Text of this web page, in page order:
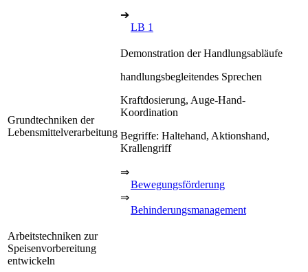
➔
LB 1
Grundtechniken der
Lebensmittelverarbeitung
Demonstration der Handlungsabläufe
handlungsbegleitendes Sprechen
Kraftdosierung, Auge-Hand-
Koordination
Begriffe: Haltehand, Aktionshand,
Krallengriff
⇒
Bewegungsförderung
⇒
Behinderungsmanagement
Arbeitstechniken zur
Speisenvorbereitung
entwickeln